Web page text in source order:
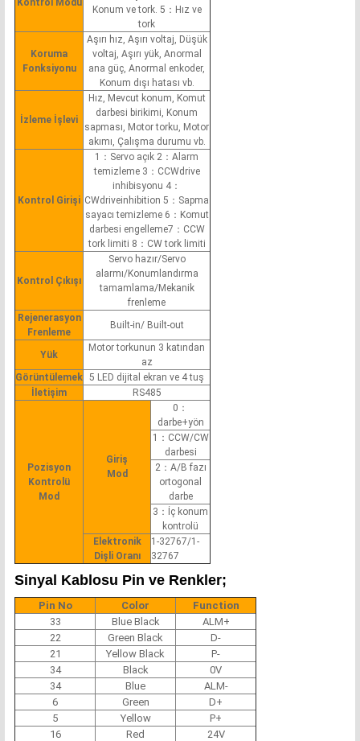
Kontrol Modu
Konum ve tork. 5：Hız ve
tork
Koruma
Fonksiyonu
Aşırı hız, Aşırı voltaj, Düşük
voltaj, Aşırı yük, Anormal
ana güç, Anormal enkoder,
Konum dışı hatası vb.
İzleme İşlevi
Hız, Mevcut konum, Komut
darbesi birikimi, Konum
sapması, Motor torku, Motor
akımı, Çalışma durumu vb.
Kontrol Girişi
1：Servo açık 2：Alarm
temizleme 3：CCWdrive
inhibisyonu 4：
CWdriveinhibition 5：Sapma
sayacı temizleme 6：Komut
darbesi engelleme7：CCW
tork limiti 8：CW tork limiti
Kontrol Çıkışı
Servo hazır/Servo
alarmı/Konumlandırma
tamamlama/Mekanik
frenleme
Rejenerasyon
Frenleme
Built-in/ Built-out
Yük
Motor torkunun 3 katından
az
Görüntülemek 5 LED dijital ekran ve 4 tuş
İletişim
RS485
Pozisyon
Kontrolü
Mod
Giriş
Mod
0：
darbe+yön
1：CCW/CW
darbesi
2：A/B fazı
ortogonal
darbe
3：İç konum
kontrolü
Elektronik
Dişli Oranı
1-32767/1-
32767
Sinyal Kablosu Pin ve Renkler;
Pin No Color
Function
33
Blue Black
ALM+
22
Green Black
D-
21
Yellow Black
P-
34
Black
0V
34
Blue
ALM-
6
Green
D+
5
Yellow
P+
16
Red 24V